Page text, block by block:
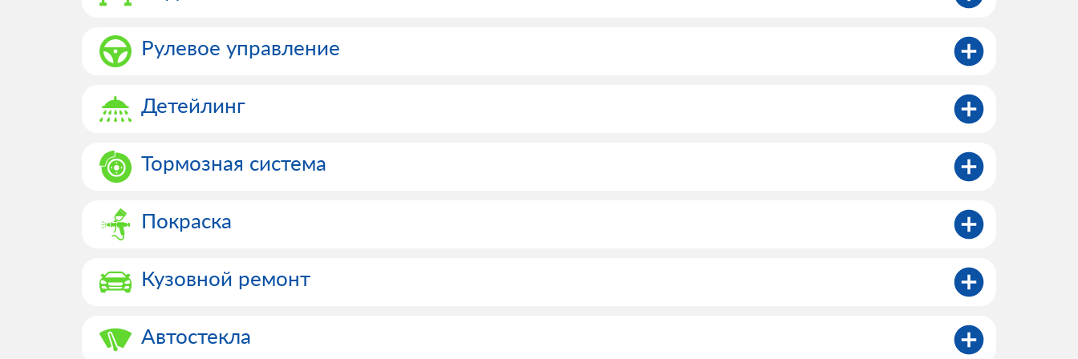
Рулевое управление
Детейлинг
Тормозная система
Покраска
Кузовной ремонт
Автостекла